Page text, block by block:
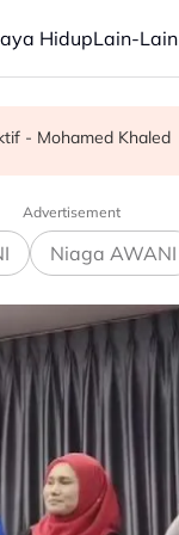
HidupLain-Lain
- Mohamed Khaled
Advertisement
Niaga AWANI